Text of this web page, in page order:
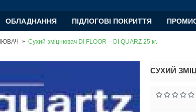
ОБЛАДНАННЯ ПІДЛОГОВІ ПОКРИТТЯ
Сухий зміцнювач DI FLOOR – DI QUARZ 25 кг.
СУХИЙ